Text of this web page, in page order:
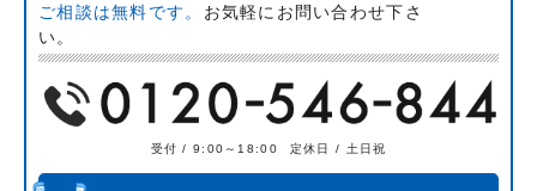
ご相談は無料です。 お気軽にお問い合わせ下さ
い。
受付 / 9:00～18:00 定休日 / 土日祝